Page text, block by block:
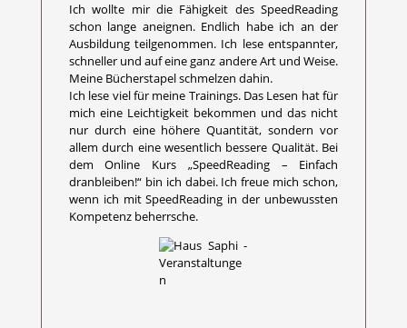
Ich wollte mir die Fähigkeit des SpeedReading
schon lange aneignen. Endlich habe ich an der
Ausbildung teilgenommen. Ich lese entspannter,
schneller und auf eine ganz andere Art und Weise.
Meine Bücherstapel schmelzen dahin.
Ich lese viel für meine Trainings. Das Lesen hat für
mich eine Leichtigkeit bekommen und das nicht
nur durch eine höhere Quantität, sondern vor
allem durch eine wesentlich bessere Qualität. Bei
dem Online Kurs „SpeedReading – Einfach
dranbleiben!“ bin ich dabei. Ich freue mich schon,
wenn ich mit SpeedReading in der unbewussten
Kompetenz beherrsche.